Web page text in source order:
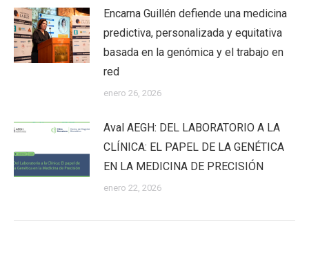
Encarna Guillén defiende una medicina
predictiva, personalizada y equitativa
basada en la genómica y el trabajo en
red
enero 26, 2026
Aval AEGH: DEL LABORATORIO A LA
CLÍNICA: EL PAPEL DE LA GENÉTICA
EN LA MEDICINA DE PRECISIÓN
enero 22, 2026